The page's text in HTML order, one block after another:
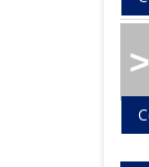
>